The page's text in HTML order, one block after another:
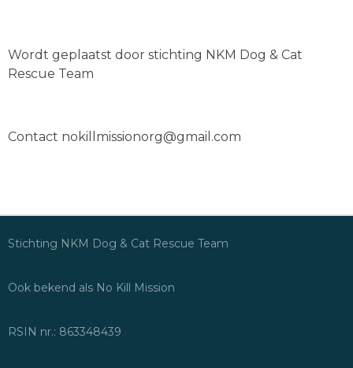
Wordt geplaatst door stichting NKM Dog & Cat
Rescue Team
Contact nokillmissionorg@gmail.com
Stichting NKM Dog & Cat Rescue Team
Ook bekend als No Kill Mission
RSIN nr.: 863348439